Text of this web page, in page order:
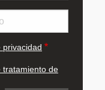
privacidad
tratamiento de